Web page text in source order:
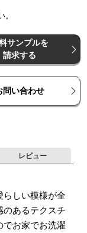
サンプルを
請求する
問い合わせ
らしい模様が全
のあるテクスチ
でお家でお洗濯
レビュー